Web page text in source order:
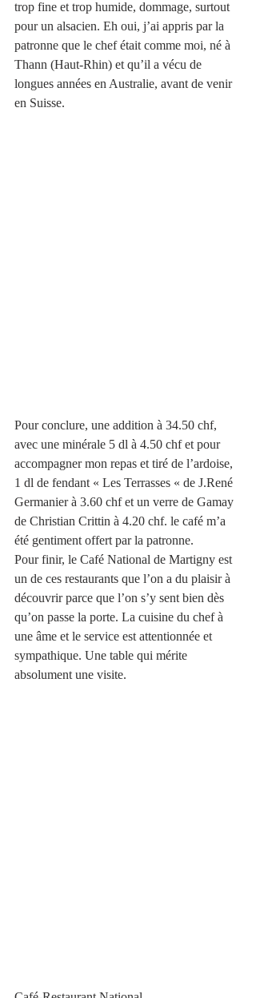
trop fine et trop humide, dommage, surtout
pour un alsacien. Eh oui, j’ai appris par la
patronne que le chef était comme moi, né à
Thann (Haut-Rhin) et qu’il a vécu de
longues années en Australie, avant de venir
en Suisse.
Pour conclure, une addition à 34.50 chf,
avec une minérale 5 dl à 4.50 chf et pour
accompagner mon repas et tiré de l’ardoise,
1 dl de fendant « Les Terrasses « de J.René
Germanier à 3.60 chf et un verre de Gamay
de Christian Crittin à 4.20 chf. le café m’a
été gentiment offert par la patronne.
Pour finir, le Café National de Martigny est
un de ces restaurants que l’on a du plaisir à
découvrir parce que l’on s’y sent bien dès
qu’on passe la porte. La cuisine du chef à
une âme et le service est attentionnée et
sympathique. Une table qui mérite
absolument une visite.